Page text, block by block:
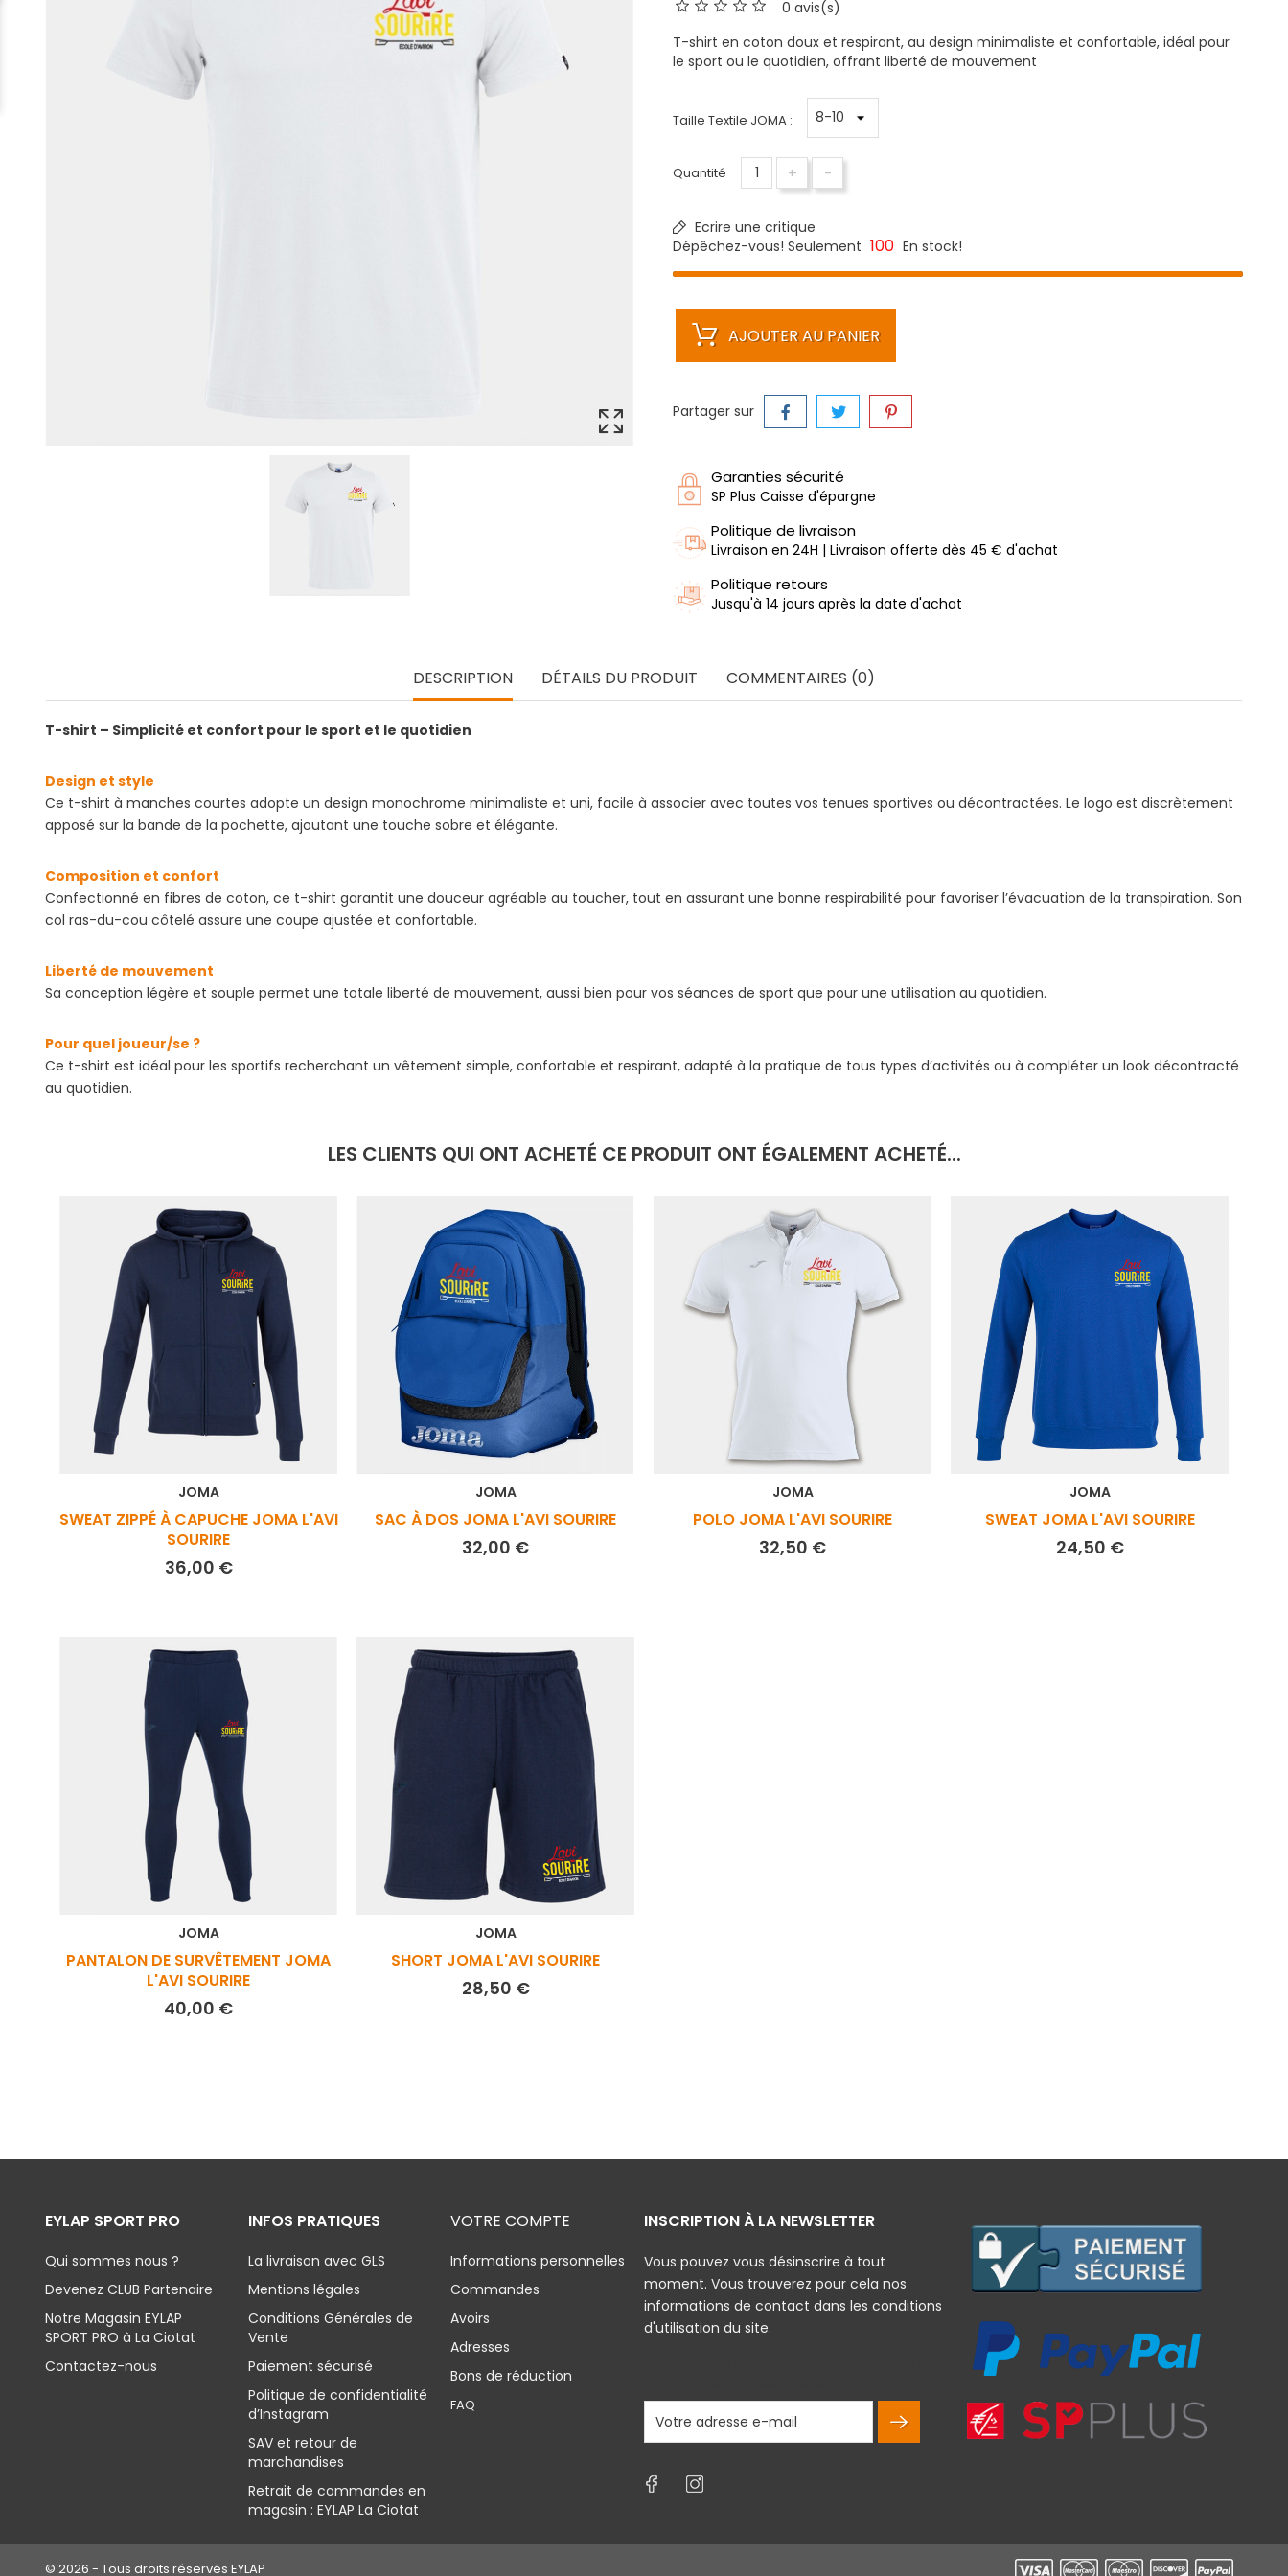
0 avis(s)
T-shirt en coton doux et respirant, au design minimaliste et confortable, idéal pour
le sport ou le quotidien, offrant liberté de mouvement
Taille Textile JOMA :
Quantité + -
Ecrire une critique
Dépêchez-vous! Seulement 100 En stock!
AJOUTER AU PANIER
Partager sur
Garanties sécurité
SP Plus Caisse d'épargne
Politique de livraison
Livraison en 24H | Livraison offerte dès 45 € d'achat
Politique retours
Jusqu'à 14 jours après la date d'achat
DESCRIPTION DÉTAILS DU PRODUIT COMMENTAIRES (0)
T-shirt – Simplicité et confort pour le sport et le quotidien
Design et style
Ce t-shirt à manches courtes adopte un design monochrome minimaliste et uni, facile à associer avec toutes vos tenues sportives ou décontractées. Le logo est discrètement
apposé sur la bande de la pochette, ajoutant une touche sobre et élégante.
Composition et confort
Confectionné en fibres de coton, ce t-shirt garantit une douceur agréable au toucher, tout en assurant une bonne respirabilité pour favoriser l’évacuation de la transpiration. Son
col ras-du-cou côtelé assure une coupe ajustée et confortable.
Liberté de mouvement
Sa conception légère et souple permet une totale liberté de mouvement, aussi bien pour vos séances de sport que pour une utilisation au quotidien.
Pour quel joueur/se ?
Ce t-shirt est idéal pour les sportifs recherchant un vêtement simple, confortable et respirant, adapté à la pratique de tous types d’activités ou à compléter un look décontracté
au quotidien.
LES CLIENTS QUI ONT ACHETÉ CE PRODUIT ONT ÉGALEMENT ACHETÉ...
JOMA
SWEAT ZIPPÉ À CAPUCHE JOMA L'AVI
SOURIRE
36,00 €Prix
JOMA
SAC À DOS JOMA L'AVI SOURIRE
32,00 €Prix
JOMA
POLO JOMA L'AVI SOURIRE
32,50 €Prix
JOMA
SWEAT JOMA L'AVI SOURIRE
24,50 €Prix
JOMA
PANTALON DE SURVÊTEMENT JOMA
L'AVI SOURIRE
40,00 €Prix
JOMA
SHORT JOMA L'AVI SOURIRE
28,50 €Prix
EYLAP SPORT PRO
Qui sommes nous ?
Devenez CLUB Partenaire
Notre Magasin EYLAP
SPORT PRO à La Ciotat
Contactez-nous
INFOS PRATIQUES
La livraison avec GLS
Mentions légales
Conditions Générales de
Vente
Paiement sécurisé
Politique de confidentialité
d’Instagram
SAV et retour de
marchandises
Retrait de commandes en
magasin : EYLAP La Ciotat
VOTRE COMPTE
Informations personnelles
Commandes
Avoirs
Adresses
Bons de réduction
FAQ
INSCRIPTION À LA NEWSLETTER
Vous pouvez vous désinscrire à tout
moment. Vous trouverez pour cela nos
informations de contact dans les conditions
d'utilisation du site.
© 2026 - Tous droits réservés EYLAP